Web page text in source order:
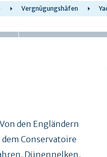
Vergnügungshäfen
den Engländern
Conservatoire
Dünennelken,